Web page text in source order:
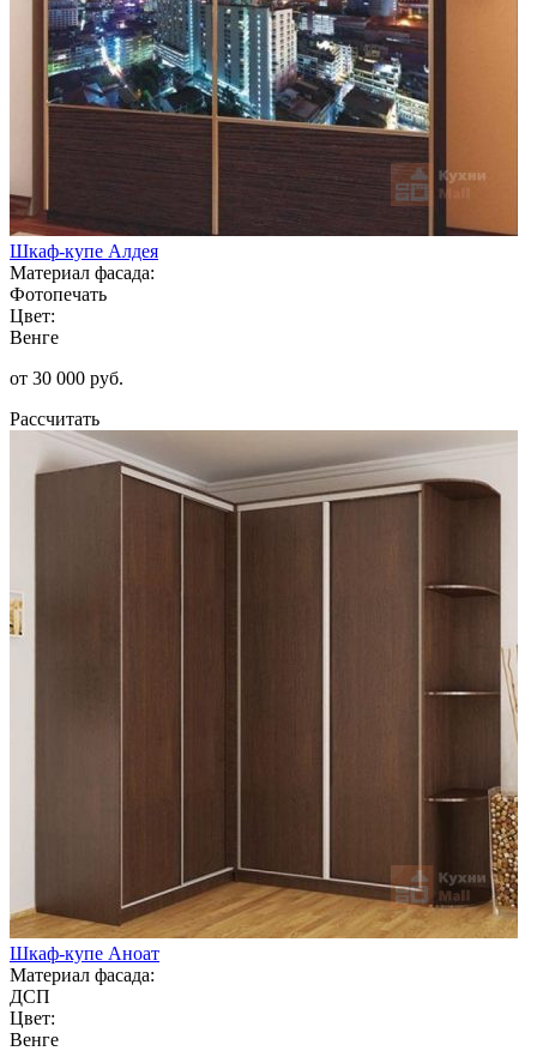
Шкаф-купе Алдея
Материал фасада:
Фотопечать
Цвет:
Венге
от 30 000 руб.
Рассчитать
Шкаф-купе Аноат
Материал фасада:
ДСП
Цвет:
Венге